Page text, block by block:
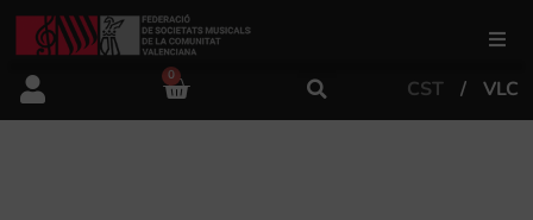
FSMCV
0
CST VLC